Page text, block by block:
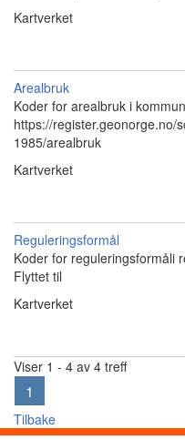
Kartverket
Arealbruk
Koder for arealbruk i
https://register.geonorge.no/
1985/arealbruk
Kartverket
Reguleringsformål
Koder for reguleringsformåli
Flyttet til
Kartverket
Viser 1 - 4 av 4 treff
1
Tilbake